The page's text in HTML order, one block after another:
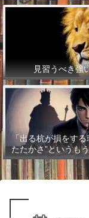
見習うべき強
「出る杭が損をす
たたかさ”というも
器」